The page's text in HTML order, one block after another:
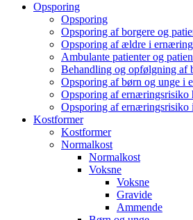
Opsporing
Opsporing
Opsporing af borgere og
Opsporing af ældre i
Ambulante patienter og
Behandling og opfølgning af
Opsporing af børn og unge i
Opsporing af ernæringsrisiko
Opsporing af ernæringsrisiko
Kostformer
Kostformer
Normalkost
Normalkost
Voksne
Voksne
Gravide
Ammende